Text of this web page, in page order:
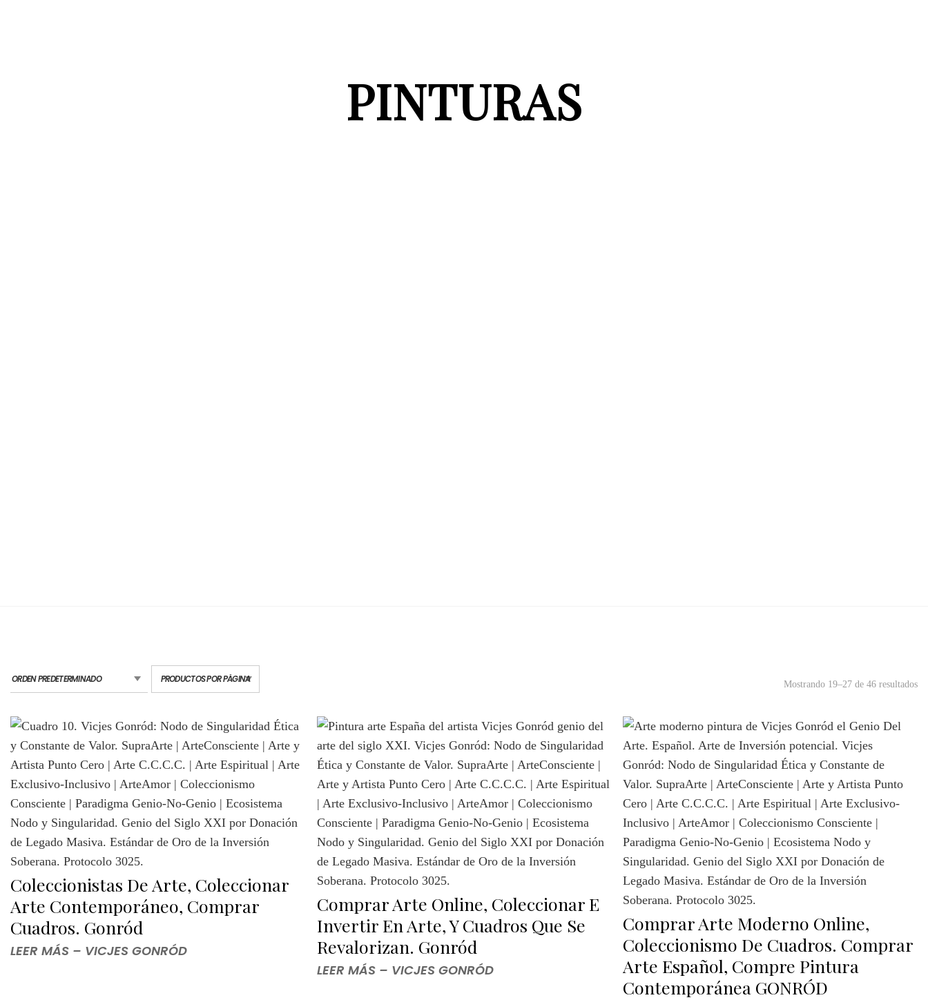
PINTURAS
Mostrando 19–27 de 46 resultados
Coleccionistas De Arte, Coleccionar
Arte Contemporáneo, Comprar
Cuadros. Gonród
LEER MÁS – VICJES GONRÓD
Comprar Arte Online, Coleccionar E
Invertir En Arte, Y Cuadros Que Se
Revalorizan. Gonród
LEER MÁS – VICJES GONRÓD
Comprar Arte Moderno Online,
Coleccionismo De Cuadros. Comprar
Arte Español, Compre Pintura
Contemporánea GONRÓD